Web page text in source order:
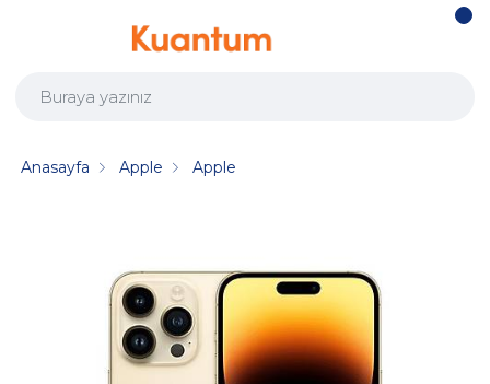
Anasayfa Apple Apple